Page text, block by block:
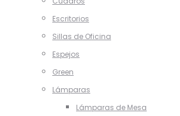
Escritorios
Sillas de Oficina
Espejos
Green
Lámparas
Lámparas de Mesa